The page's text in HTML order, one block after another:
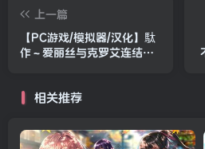
上一篇
【PC游戏/模拟器/汉化】駄
作～爱丽丝与克罗艾连结之
相关推荐